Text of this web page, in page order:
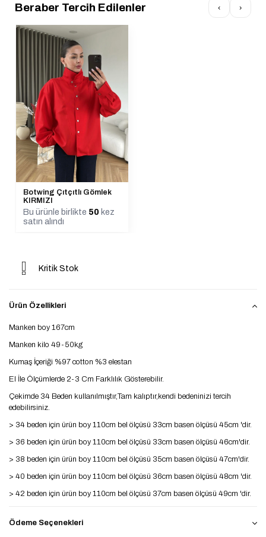
Beraber Tercih Edilenler ‹ ›
Botwing Çıtçıtlı Gömlek
KIRMIZI
Bu ürünle birlikte 50 kez
satın alındı
Kritik Stok
Ürün Özellikleri
Manken boy 167cm
Manken kilo 49-50kg
Kumaş İçeriği %97 cotton %3 elestan
El İle Ölçümlerde 2-3 Cm Farklılık Gösterebilir.
Çekimde 34 Beden kullanılmıştır,Tam kalıptır,kendi bedeninizi tercih
edebilirsiniz.
> 34 beden için ürün boy 110cm bel ölçüsü 33cm basen ölçüsü 45cm 'dir.
> 36 beden için ürün boy 110cm bel ölçüsü 33cm basen ölçüsü 46cm'dir.
> 38 beden için ürün boy 110cm bel ölçüsü 35cm basen ölçüsü 47cm'dir.
> 40 beden için ürün boy 110cm bel ölçüsü 36cm basen ölçüsü 48cm 'dir.
> 42 beden için ürün boy 110cm bel ölçüsü 37cm basen ölçüsü 49cm 'dir.
Ödeme Seçenekleri